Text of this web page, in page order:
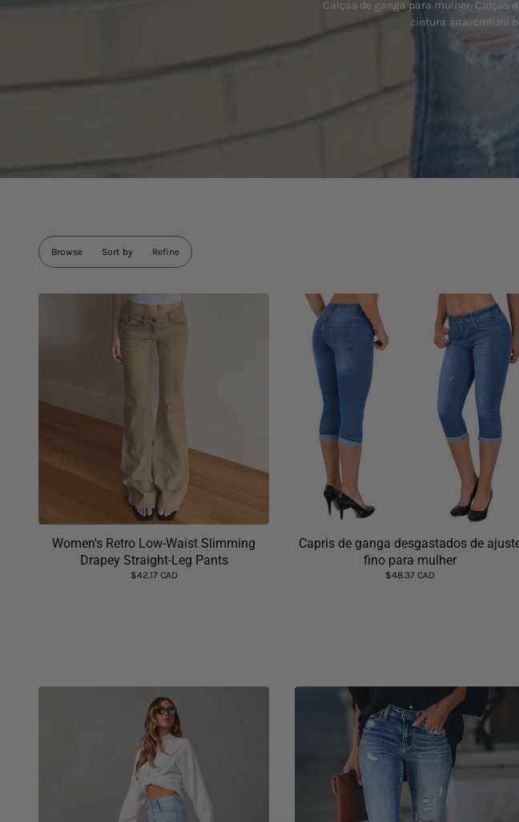
Calças de ganga para mulher. Calças
cintura alta, cintura
Browse Sort by Refine
Women's Retro Low-Waist Slimming
Drapey Straight-Leg Pants
$42.17 CAD
Capris de ganga desgastados de
fino para mulher
$48.37 CAD